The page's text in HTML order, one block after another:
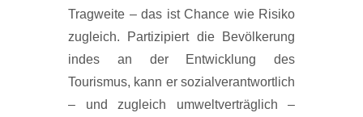
Tragweite – das ist Chance wie Risiko
zugleich. Partizipiert die Bevölkerung
indes an der Entwicklung des
Tourismus, kann er sozialverantwortlich
– und zugleich umweltverträglich –